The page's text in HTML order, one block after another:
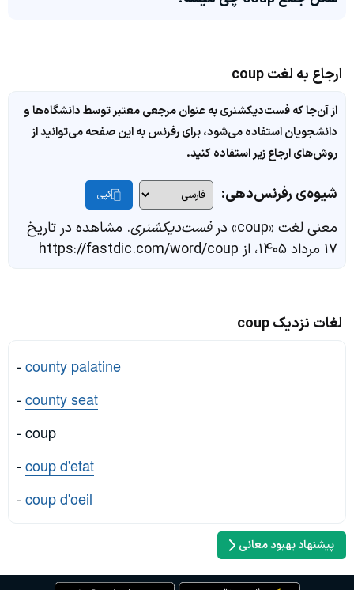
ارجاع به لغت coup
از آن‌جا که فست‌دیکشنری به عنوان مرجعی معتبر توسط دانشگاه‌ها و
دانشجویان استفاده می‌شود، برای رفرنس به این صفحه می‌توانید از
روش‌های ارجاع زیر استفاده کنید.
شیوه‌ی رفرنس‌دهی: کپی
معنی لغت «coup» در فست‌دیکشنری. مشاهده در تاریخ
۱۷ مرداد ۱۴۰۵، از https://fastdic.com/word/coup
لغات نزدیک coup
-county palatine
-county seat
- coup
-coup d'etat
-coup d'oeil
پیشنهاد بهبود معانی